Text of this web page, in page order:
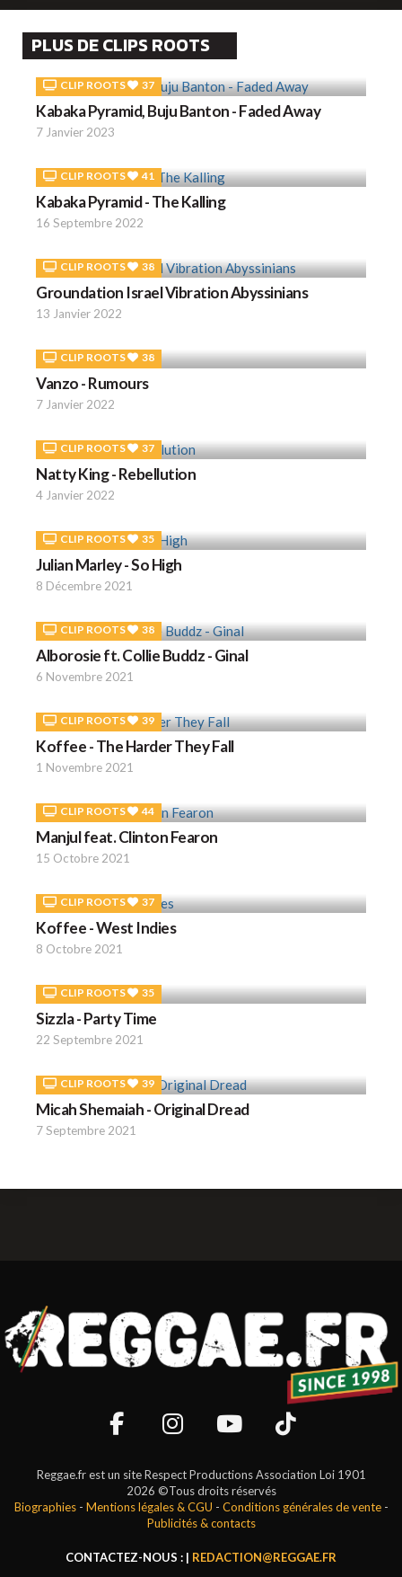
PLUS DE CLIPS ROOTS
CLIP ROOTS 37
Kabaka Pyramid, Buju Banton - Faded Away
7 Janvier 2023
CLIP ROOTS 41
Kabaka Pyramid - The Kalling
16 Septembre 2022
CLIP ROOTS 38
Groundation Israel Vibration Abyssinians
13 Janvier 2022
CLIP ROOTS 38
Vanzo - Rumours
7 Janvier 2022
CLIP ROOTS 37
Natty King - Rebellution
4 Janvier 2022
CLIP ROOTS 35
Julian Marley - So High
8 Décembre 2021
CLIP ROOTS 38
Alborosie ft. Collie Buddz - Ginal
6 Novembre 2021
CLIP ROOTS 39
Koffee - The Harder They Fall
1 Novembre 2021
CLIP ROOTS 44
Manjul feat. Clinton Fearon
15 Octobre 2021
CLIP ROOTS 37
Koffee - West Indies
8 Octobre 2021
CLIP ROOTS 35
Sizzla - Party Time
22 Septembre 2021
CLIP ROOTS 39
Micah Shemaiah - Original Dread
7 Septembre 2021
Reggae.fr est un site Respect Productions Association Loi 1901
2026 ©Tous droits réservés
Biographies- Mentions légales & CGU - Conditions générales de vente-
Publicités & contacts
CONTACTEZ-NOUS : | REDACTION@REGGAE.FR